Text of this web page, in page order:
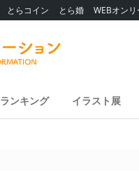
とらコイン とら婚 WEBオンリ
ランキング イラスト展